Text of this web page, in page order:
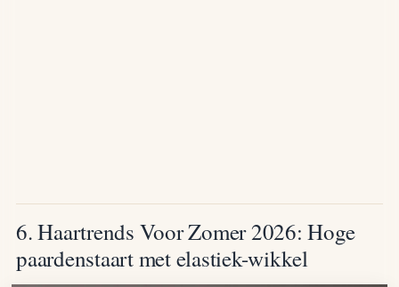
6. Haartrends Voor Zomer 2026: Hoge
paardenstaart met elastiek-wikkel